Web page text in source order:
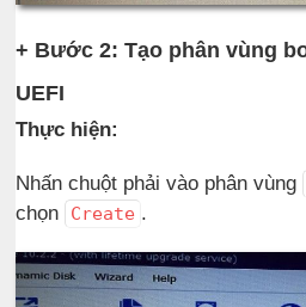
+ Bước 2: Tạo phân vùng
UEFI
Thực hiện:
Nhấn chuột phải vào phân vùng
chọn
Create .